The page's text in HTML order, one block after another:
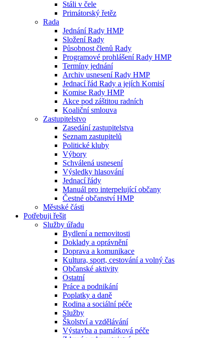
Stáli v čele
Primátorský řetěz
Rada
Jednání Rady HMP
Složení Rady
Působnost členů Rady
Programové prohlášení Rady HMP
Termíny jednání
Archiv usnesení Rady HMP
Jednací řád Rady a jejích Komisí
Komise Rady HMP
Akce pod záštitou radních
Koaliční smlouva
Zastupitelstvo
Zasedání zastupitelstva
Seznam zastupitelů
Politické kluby
Výbory
Schválená usnesení
Výsledky hlasování
Jednací řády
Manuál pro interpelující občany
Čestné občanství HMP
Městské části
Potřebuji řešit
Služby úřadu
Bydlení a nemovitosti
Doklady a oprávnění
Doprava a komunikace
Kultura, sport, cestování a volný čas
Občanské aktivity
Ostatní
Práce a podnikání
Poplatky a daně
Rodina a sociální péče
Služby
Školství a vzdělávání
Výstavba a památková péče